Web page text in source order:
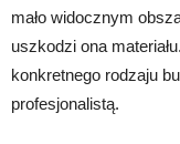
mało widocznym
uszkodzi ona
konkretnego rodzaju
profesjonalistą.